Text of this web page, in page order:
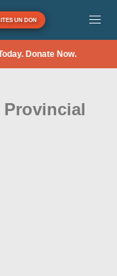
UN DON
Donate Now.